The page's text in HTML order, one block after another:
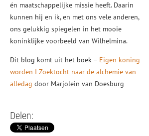
én maatschappelijke missie heeft. Daarin
kunnen hij en ik, en met ons vele anderen,
ons gelukkig spiegelen in het mooie
koninklijke voorbeeld van Wilhelmina.
Dit blog komt uit het boek – Eigen koning
worden I Zoektocht naar de alchemie van
alledag door Marjolein van Doesburg
Delen: